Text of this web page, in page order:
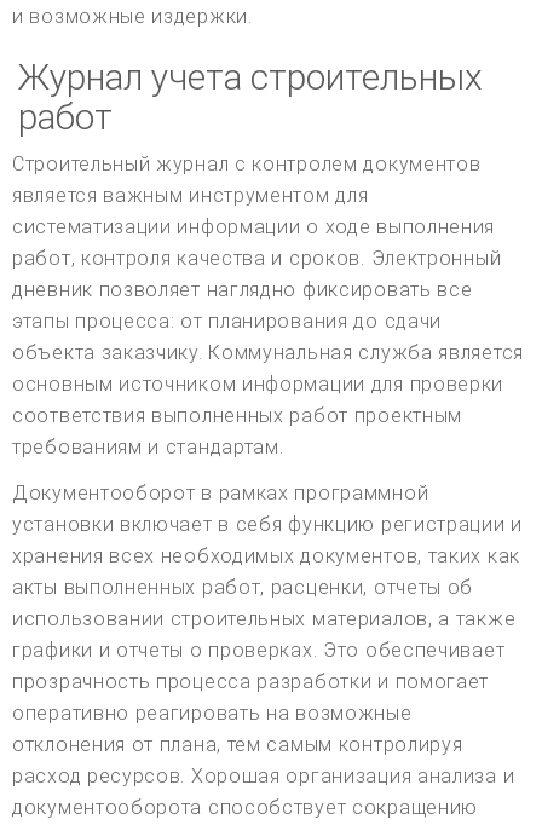
и возможные издержки.
Журнал учета строительных
работ
Строительный журнал с контролем документов
является важным инструментом для
систематизации информации о ходе выполнения
работ, контроля качества и сроков. Электронный
дневник позволяет наглядно фиксировать все
этапы процесса: от планирования до сдачи
объекта заказчику. Коммунальная служба является
основным источником информации для проверки
соответствия выполненных работ проектным
требованиям и стандартам.
Документооборот в рамках программной
установки включает в себя функцию регистрации и
хранения всех необходимых документов, таких как
акты выполненных работ, расценки, отчеты об
использовании строительных материалов, а также
графики и отчеты о проверках. Это обеспечивает
прозрачность процесса разработки и помогает
оперативно реагировать на возможные
отклонения от плана, тем самым контролируя
расход ресурсов. Хорошая организация анализа и
документооборота способствует сокращению